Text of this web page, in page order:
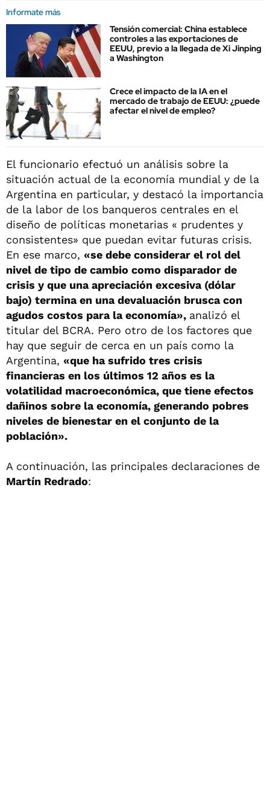
Informate más
Tensión comercial: China establece
controles a las exportaciones de
EEUU, previo a la llegada de Xi Jinping
a Washington
Crece el impacto de la IA en el
mercado de trabajo de EEUU: ¿puede
afectar el nivel de empleo?
El funcionario efectuó un análisis sobre la
situación actual de la economía mundial y de la
Argentina en particular, y destacó la importancia
de la labor de los banqueros centrales en el
diseño de políticas monetarias « prudentes y
consistentes» que puedan evitar futuras crisis.
En ese marco, «se debe considerar el rol del
nivel de tipo de cambio como disparador de
crisis y que una apreciación excesiva (dólar
bajo) termina en una devaluación brusca con
agudos costos para la economía», analizó el
titular del BCRA. Pero otro de los factores que
hay que seguir de cerca en un país como la
Argentina, «que ha sufrido tres crisis
financieras en los últimos 12 años es la
volatilidad macroeconómica, que tiene efectos
dañinos sobre la economía, generando pobres
niveles de bienestar en el conjunto de la
población».
A continuación, las principales declaraciones de
Martín Redrado: